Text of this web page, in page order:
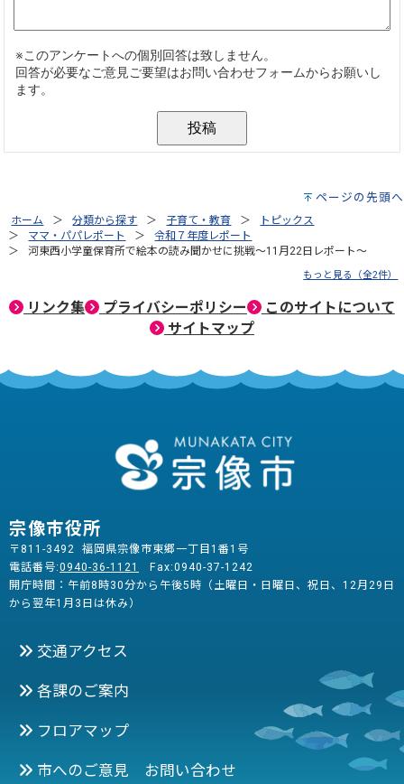
ページの先頭へ
ホーム 分類から探す 子育て・教育
トピックス
ママ・パパレポート
令和７年度レポート
河東西小学童保育所で絵本の読み聞かせに挑戦～11月22日レポート～
もっと見る（全2件）
リンク集 プライバシーポリシー
このサイトについて
サイトマップ
宗像市役所
〒811-3492 福岡県宗像市東郷一丁目1番1号
電話番号:0940-36-1121
Fax:0940-37-1242
開庁時間：午前8時30分から午後5時（土曜日・日曜日、祝日、12月29日
から翌年1月3日は休み）
交通アクセス
各課のご案内
フロアマップ
市へのご意見 お問い合わせ